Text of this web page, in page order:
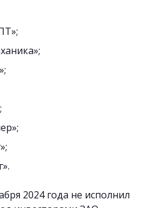
2024 года не исполнил